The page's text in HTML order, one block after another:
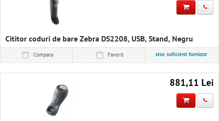
Cititor coduri de bare Zebra DS2208, USB, Stand, Negru
Compara Favorit stoc suficient furnizor
881,11 Lei